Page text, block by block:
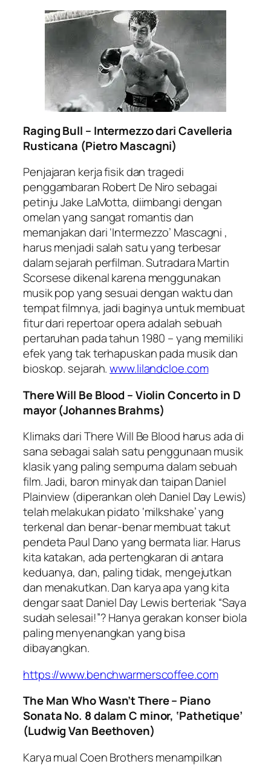
Raging Bull – Intermezzo dari Cavelleria
Rusticana (Pietro Mascagni)
Penjajaran kerja fisik dan tragedi
penggambaran Robert De Niro sebagai
petinju Jake LaMotta, diimbangi dengan
omelan yang sangat romantis dan
memanjakan dari ‘Intermezzo’ Mascagni ,
harus menjadi salah satu yang terbesar
dalam sejarah perfilman. Sutradara Martin
Scorsese dikenal karena menggunakan
musik pop yang sesuai dengan waktu dan
tempat filmnya, jadi baginya untuk membuat
fitur dari repertoar opera adalah sebuah
pertaruhan pada tahun 1980 – yang memiliki
efek yang tak terhapuskan pada musik dan
bioskop. sejarah.www.lilandcloe.com
There Will Be Blood – Violin Concerto in D
mayor (Johannes Brahms)
Klimaks dari There Will Be Blood harus ada di
sana sebagai salah satu penggunaan musik
klasik yang paling sempurna dalam sebuah
film. Jadi, baron minyak dan taipan Daniel
Plainview (diperankan oleh Daniel Day Lewis)
telah melakukan pidato ‘milkshake’ yang
terkenal dan benar-benar membuat takut
pendeta Paul Dano yang bermata liar. Harus
kita katakan, ada pertengkaran di antara
keduanya, dan, paling tidak, mengejutkan
dan menakutkan. Dan karya apa yang kita
dengar saat Daniel Day Lewis berteriak “Saya
sudah selesai!”? Hanya gerakan konser biola
paling menyenangkan yang bisa
dibayangkan.
https://www.benchwarmerscoffee.com
The Man Who Wasn’t There – Piano
Sonata No. 8 dalam C minor, ‘Pathetique’
(Ludwig Van Beethoven)
Karya mual Coen Brothers menampilkan